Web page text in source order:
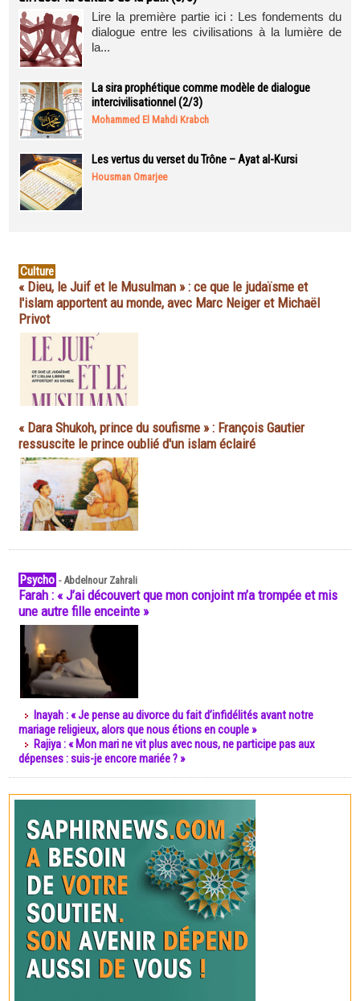
Lire la première partie ici : Les fondements du
dialogue entre les civilisations à la lumière de
la...
La sira prophétique comme modèle de dialogue
intercivilisationnel (2/3)
Mohammed El Mahdi Krabch
Les vertus du verset du Trône – Ayat al-Kursi
Housman Omarjee
Culture
« Dieu, le Juif et le Musulman » : ce que le judaïsme et
l'islam apportent au monde, avec Marc Neiger et Michaël
Privot
« Dara Shukoh, prince du soufisme » : François Gautier
ressuscite le prince oublié d'un islam éclairé
Psycho -Abdelnour Zahrali
Farah : « J’ai découvert que mon conjoint m’a trompée et mis
une autre fille enceinte »
Inayah : « Je pense au divorce du fait d’infidélités avant notre
mariage religieux, alors que nous étions en couple »
Rajiya : « Mon mari ne vit plus avec nous, ne participe pas aux
dépenses : suis-je encore mariée ? »